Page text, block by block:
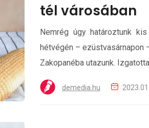
tél városában
Nemrég úgy határoztunk
hétvégén – ezüstvasárnapon
Zakopanéba utazunk.
demedia.hu